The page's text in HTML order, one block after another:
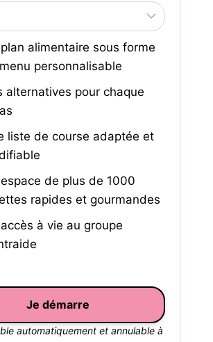
alimentaire sous forme
personnalisable
alternatives pour chaque
liste de course adaptée et
de plus de 1000
rapides et gourmandes
à vie au groupe
Je démarre
automatiquement et annulable à